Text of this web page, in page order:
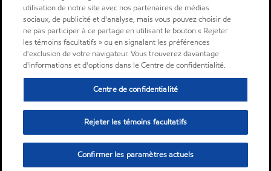
utilisation de notre site avec nos partenaires de médias
sociaux, de publicité et d'analyse, mais vous pouvez choisir de
ne pas participer à ce partage en utilisant le bouton « Rejeter
les témoins facultatifs » ou en signalant les préférences
d'exclusion de votre navigateur. Vous trouverez davantage
d'informations et d'options dans le Centre de confidentialité.
Centre de confidentialité
Rejeter les témoins facultatifs
Confirmer les paramètres actuels